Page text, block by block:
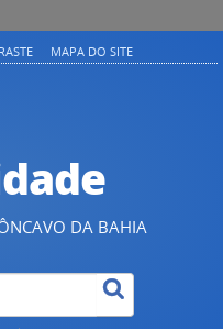
MAPA DO SITE
DA BAHIA